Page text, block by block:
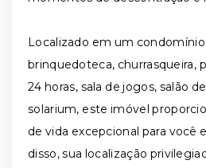
Localizado em um
brinquedoteca, churrasqueira,
24 horas, sala de jogos, salão
solarium, este imóvel
de vida excepcional para você
disso, sua localização